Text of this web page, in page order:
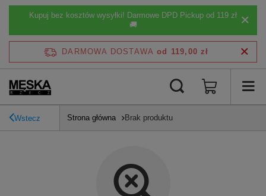
Kupuj bez kosztów wysyłki! Darmowe DPD Pickup od 119 zł
🚚
DARMOWA DOSTAWA od 119,00 zł
Wstecz Strona główna Brak produktu